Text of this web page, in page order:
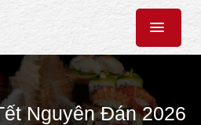
Nguyên Đán 2026